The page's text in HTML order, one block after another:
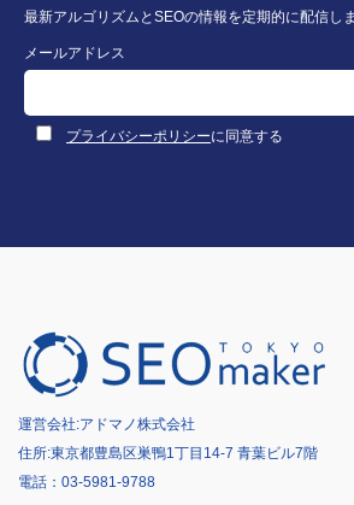
最新アルゴリズムとSEOの情報を定期的に配信しま
メールアドレス
プライバシーポリシーに同意する
運営会社:アドマノ株式会社
住所:東京都豊島区巣鴨1丁目14-7 青葉ビル7階
電話： 03-5981-9788